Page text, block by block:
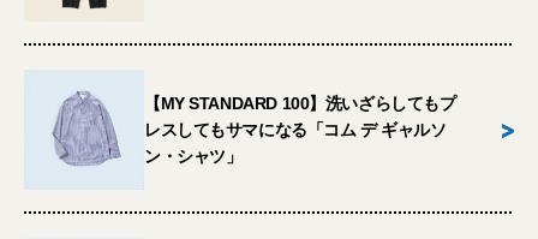
【MY STANDARD 100】洗いざらしてもプ
レスしてもサマになる「コム デ ギャルソ
ン・シャツ」
>